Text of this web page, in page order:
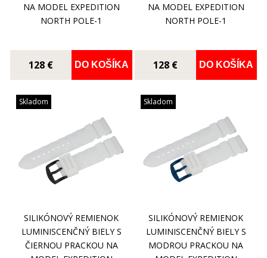
NA MODEL EXPEDITION
NORTH POLE-1
128 € DO KOŠÍKA
NA MODEL EXPEDITION
NORTH POLE-1
128 € DO KOŠÍKA
Skladom
SILIKÓNOVÝ REMIENOK
LUMINISCENČNÝ BIELY S
ČIERNOU PRACKOU NA
Skladom
SILIKÓNOVÝ REMIENOK
LUMINISCENČNÝ BIELY S
MODROU PRACKOU NA